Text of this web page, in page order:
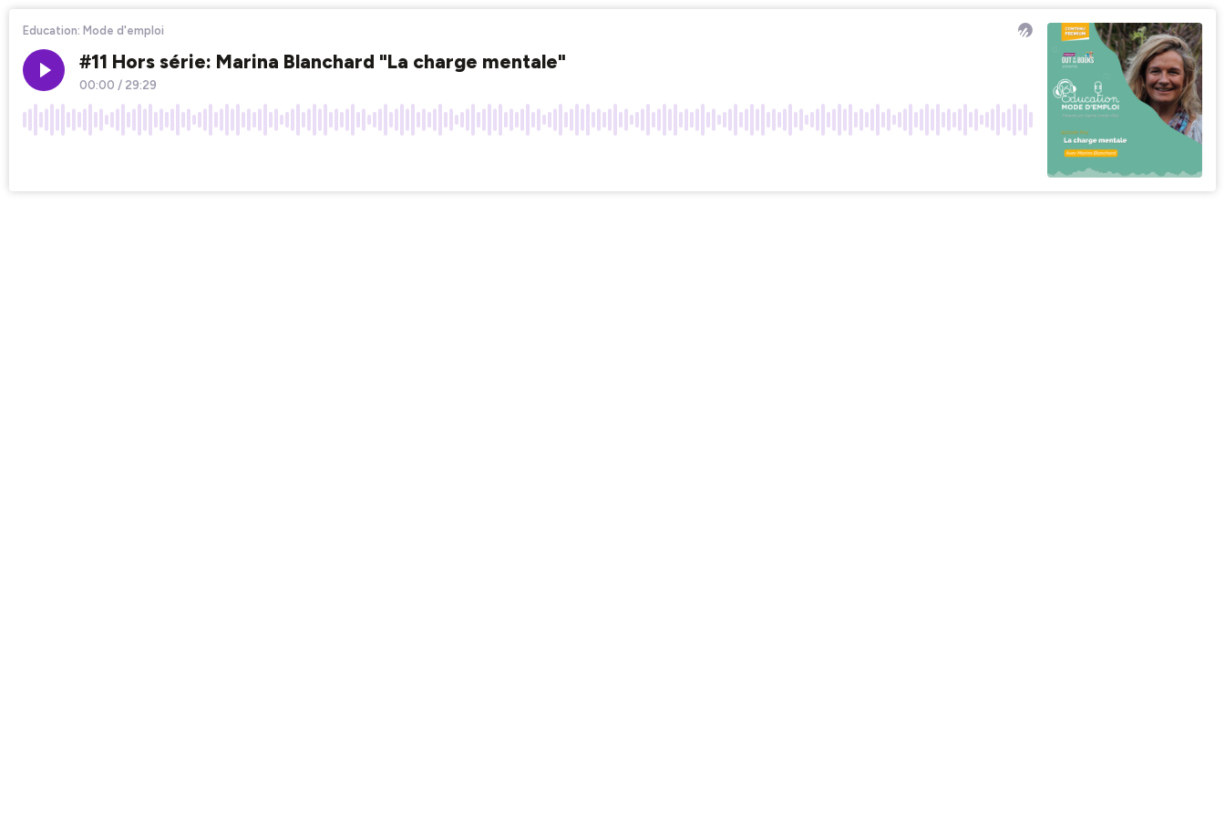
Education: Mode d'emploi
#11 Hors série: Marina Blanchard "La charge mentale"
00:00 / 29:29